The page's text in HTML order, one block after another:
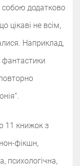
собою додатково
цікаві не всім,
Наприклад,
фантастики
11 книжок з
фікшн,
психологічна,